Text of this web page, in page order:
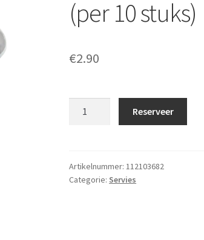
(per 10 stuks)
€2.90
10
stuks)
Reserveer
Artikelnummer:112103682
Categorie: Servies